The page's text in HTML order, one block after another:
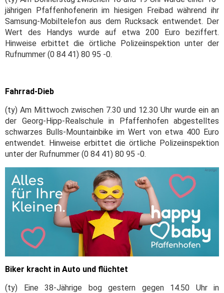
jährigen Pfaffenhofenerin im hiesigen Freibad während ihr
Samsung-Mobiltelefon aus dem Rucksack entwendet. Der
Wert des Handys wurde auf etwa 200 Euro beziffert.
Hinweise erbittet die örtliche Polizeiinspektion unter der
Rufnummer (0 84 41) 80 95 -0.
Fahrrad-Dieb
(ty) Am Mittwoch zwischen 7.30 und 12.30 Uhr wurde ein an
der Georg-Hipp-Realschule in Pfaffenhofen abgestelltes
schwarzes Bulls-Mountainbike im Wert von etwa 400 Euro
entwendet. Hinweise erbittet die örtliche Polizeiinspektion
unter der Rufnummer (0 84 41) 80 95 -0.
Biker kracht in Auto und flüchtet
(ty) Eine 38-Jährige bog gestern gegen 14.50 Uhr in